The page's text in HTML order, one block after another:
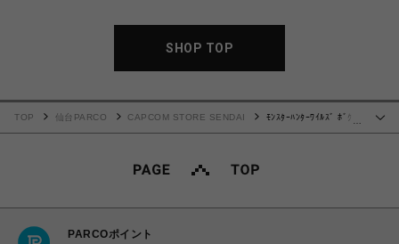
SHOP TOP
TOP 仙台PARCO CAPCOM STORE SENDAI
ﾓﾝｽﾀｰﾊﾝﾀｰﾜｲﾙｽﾞ ﾎﾞｸも
PARCOポイント